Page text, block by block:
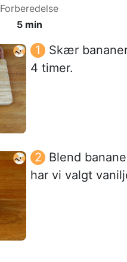
Forberedelse
5 min
Skær
4 timer.
Blend
har vi valgt